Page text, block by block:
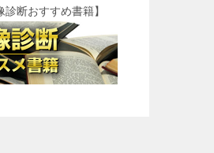
診断おすすめ書籍】